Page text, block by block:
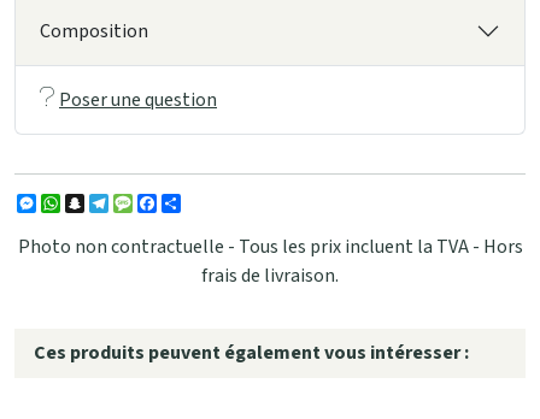
Composition
Poser une question
Messenger
WhatsApp
Snapchat
Telegram
MessageFacebook
Photo non contractuelle - Tous les prix incluent la TVA - Hors
frais de livraison.
Ces produits peuvent également vous intéresser :